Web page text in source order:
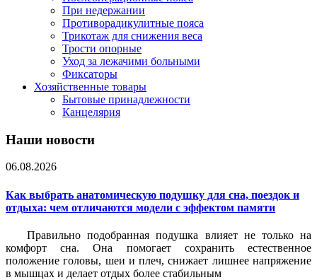
При недержании
Противорадикулитные пояса
Трикотаж для снижения веса
Трости опорные
Уход за лежачими больными
Фиксаторы
Хозяйственные товары
Бытовые принадлежности
Канцелярия
Наши новости
06.08.2026
Как выбрать анатомическую подушку для сна, поездок и
отдыха: чем отличаются модели с эффектом памяти
Правильно подобранная подушка влияет не только на
комфорт сна. Она помогает сохранить естественное
положение головы, шеи и плеч, снижает лишнее напряжение
в мышцах и делает отдых более стабильным